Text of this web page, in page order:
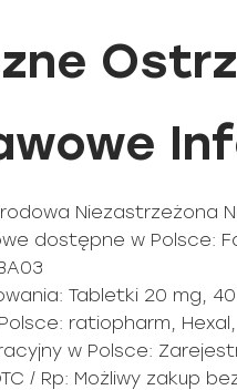
Niezastrzeżona
dostępne w Polsce:
Tabletki 20 mg,
ratiopharm, Hexal,
w Polsce:
/ Rp: Możliwy zakup